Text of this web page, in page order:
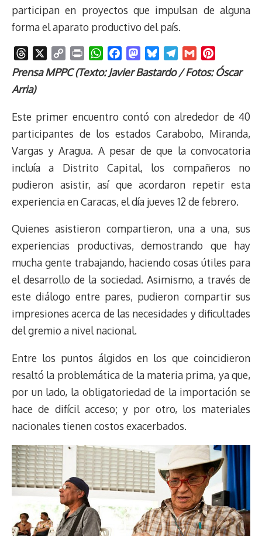
participan en proyectos que impulsan de alguna
forma el aparato productivo del país.
h
e
d
s
o
i
n
k
r
W
h
A
p
p
a
o
o
k
M
a
d
o
n
l
k
y
e
g
r
a
m
m
l
i
r
e
s
t
Prensa MPPC (Texto: Javier Bastardo / Fotos: Óscar
Arria)
Este primer encuentro contó con alrededor de 40
participantes de los estados Carabobo, Miranda,
Vargas y Aragua. A pesar de que la convocatoria
incluía a Distrito Capital, los compañeros no
pudieron asistir, así que acordaron repetir esta
experiencia en Caracas, el día jueves 12 de febrero.
Quienes asistieron compartieron, una a una, sus
experiencias productivas, demostrando que hay
mucha gente trabajando, haciendo cosas útiles para
el desarrollo de la sociedad. Asimismo, a través de
este diálogo entre pares, pudieron compartir sus
impresiones acerca de las necesidades y dificultades
del gremio a nivel nacional.
Entre los puntos álgidos en los que coincidieron
resaltó la problemática de la materia prima, ya que,
por un lado, la obligatoriedad de la importación se
hace de difícil acceso; y por otro, los materiales
nacionales tienen costos exacerbados.